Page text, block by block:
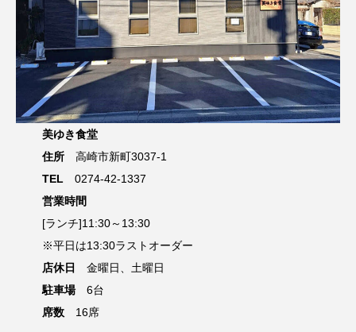
美ゆき食堂
住所高崎市新町3037-1
TEL 0274-42-1337
営業時間
[ランチ]11:30～13:30
※平日は13:30ラストオーダー
店休日
金曜日、土曜日
駐車場6台
席数16席